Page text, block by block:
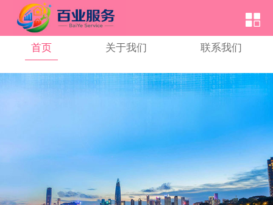
首页 关于我们 联系我们